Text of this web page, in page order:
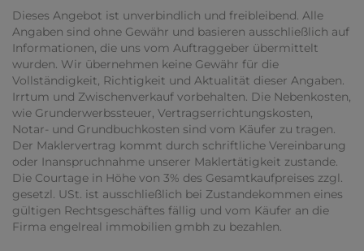
Dieses Angebot ist unverbindlich und freibleibend. Alle
Angaben sind ohne Gewähr und basieren ausschließlich auf
Informationen, die uns vom Auftraggeber übermittelt
wurden. Wir übernehmen keine Gewähr für die
Vollständigkeit, Richtigkeit und Aktualität dieser Angaben.
Irrtum und Zwischenverkauf vorbehalten. Die Nebenkosten,
wie Grunderwerbssteuer, Vertragserrichtungskosten,
Notar- und Grundbuchkosten sind vom Käufer zu tragen.
Der Maklervertrag kommt durch schriftliche Vereinbarung
oder Inanspruchnahme unserer Maklertätigkeit zustande.
Die Courtage in Höhe von 3% des Gesamtkaufpreises zzgl.
gesetzl. USt. ist ausschließlich bei Zustandekommen eines
gültigen Rechtsgeschäftes fällig und vom Käufer an die
Firma engelreal immobilien gmbh zu bezahlen.